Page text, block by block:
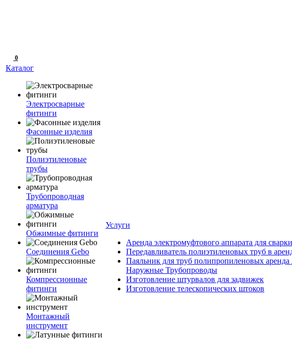
0
Каталог
Электросварные
фитинги
Фасонные изделия
Полиэтиленовые
трубы
Трубопроводная
арматура
Обжимные фитинги
Соединения Gebo
Компрессионные
фитинги
Монтажный
инструмент
Услуги
Аренда электромуфтового аппарата для
Передавливатель полиэтиленовых труб в
Паяльник для труб полипропиленовых
Наружные Трубопроводы
Изготовление штурвалов для задвижек
Изготовление телескопических штоков